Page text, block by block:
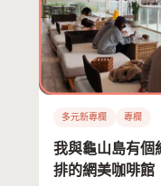
多元新專欄 專欄
我與龜山島有個
排的網美咖啡館